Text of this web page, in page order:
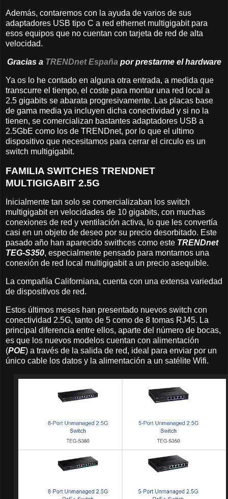
Además, contaremos con la ayuda de varios de sus
adaptadores USB tipo C a red ethernet multigigabit para
esos equipos que no cuentan con tarjeta de red de alta
velocidad.
Gracias a TRENDnet España por prestarme el hardware
Ya os lo he contado en alguna otra entrada, a medida que
transcurre el tiempo, el coste para montar una red local a
2.5 gigabits se abarata progresivamente. Las placas base
de gama media ya incluyen dicha conectividad y si no la
tienen, se comercializan bastantes adaptadores USB a
2.5GbE como los de TRENDnet, por lo que el ultimo
dispositivo que necesitamos para cerrar el circulo es un
switch multigigabit.
FAMILIA SWITCHES TRENDNET
MULTIGIGABIT 2.5G
Inicialmente tan solo se comercializaban los switch
multigigabit en velocidades de 10 gigabits, con muchas
conexiones de red y ventilación activa, lo que les convertía
casi en un objeto de deseo por su precio desorbitado. Este
pasado año han aparecido swithces como este TRENDnet
TEG-S350, especialmente pensado para montarnos una
conexión de red local multigigabit a un precio asequible.
La compañía Californiana, cuenta con una extensa variedad
de dispositivos de red.
Estos últimos meses han presentado nuevos switch con
conectividad 2.5G, tanto de 5 como de 8 tomas RJ45. La
principal diferencia entre ellos, aparte del número de bocas,
es que los nuevos modelos cuentan con alimentación
(POE) a través de la salida de red, ideal para enviar por un
único cable los datos y la alimentación a un satélite Wifi.